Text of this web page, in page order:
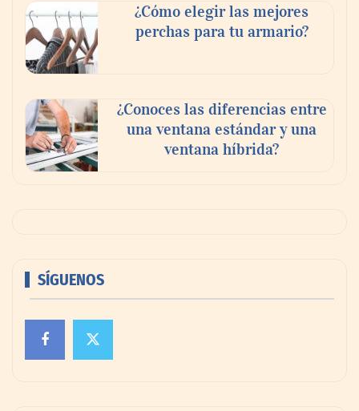
¿Cómo elegir las mejores
perchas para tu armario?
¿Conoces las diferencias entre
una ventana estándar y una
ventana híbrida?
SÍGUENOS